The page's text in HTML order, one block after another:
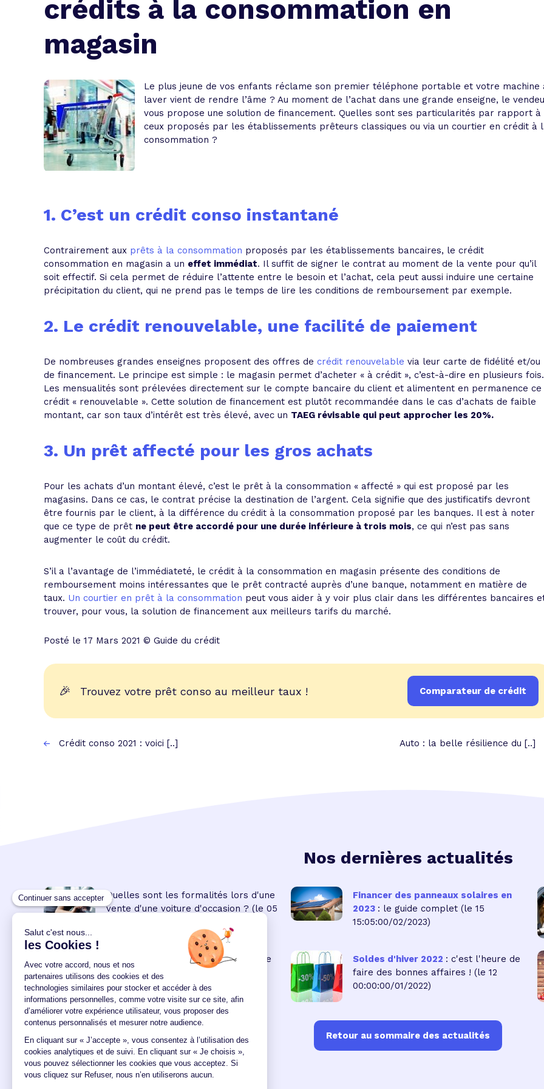
L'acte de vente et le remboursement
Toutes les simulations
immobilier
Profitez de notre expertise au meilleur taux !
Toutes les simulations
Trouvez votre prêt conso au meilleur taux !
Bénéficiez de notre expertise en regroupement de crédits
crédits à la consommation en
magasin
Le plus jeune de vos enfants réclame son premier téléphone portable et votre machine
laver vient de rendre l’âme ? Au moment de l’achat dans une grande enseigne, le
vous propose une solution de financement. Quelles sont ses particularités par rapport à
ceux proposés par les établissements prêteurs classiques ou via un courtier en crédit à
consommation ?
1. C’est un crédit conso instantané
Contrairement aux prêts à la consommation proposés par les établissements bancaires, le crédit
consommation en magasin a un effet immédiat. Il suffit de signer le contrat au moment de la vente pour qu’il
soit effectif. Si cela permet de réduire l’attente entre le besoin et l’achat, cela peut aussi induire une certaine
précipitation du client, qui ne prend pas le temps de lire les conditions de remboursement par exemple.
2. Le crédit renouvelable, une facilité de paiement
De nombreuses grandes enseignes proposent des offres de crédit renouvelable via leur carte de fidélité et/ou
de financement. Le principe est simple : le magasin permet d’acheter « à crédit », c’est-à-dire en plusieurs fois.
Les mensualités sont prélevées directement sur le compte bancaire du client et alimentent en permanence ce
crédit « renouvelable ». Cette solution de financement est plutôt recommandée dans le cas d’achats de faible
montant, car son taux d’intérêt est très élevé, avec un TAEG révisable qui peut approcher les 20%.
3. Un prêt affecté pour les gros achats
Pour les achats d’un montant élevé, c’est le prêt à la consommation « affecté » qui est proposé par les
magasins. Dans ce cas, le contrat précise la destination de l’argent. Cela signifie que des justificatifs devront
être fournis par le client, à la différence du crédit à la consommation proposé par les banques. Il est à noter
que ce type de prêt ne peut être accordé pour une durée inférieure à trois mois, ce qui n’est pas sans
augmenter le coût du crédit.
S’il a l’avantage de l’immédiateté, le crédit à la consommation en magasin présente des conditions de
remboursement moins intéressantes que le prêt contracté auprès d’une banque, notamment en matière de
taux. Un courtier en prêt à la consommation peut vous aider à y voir plus clair dans les différentes bancaires
trouver, pour vous, la solution de financement aux meilleurs tarifs du marché.
Posté le 17 Mars 2021 © Guide du crédit
🎉 Trouvez votre prêt conso au meilleur taux ! Comparateur de crédit
Crédit conso 2021 : voici [..] Auto : la belle résilience du [..]
Nos dernières actualités
Quelles sont les formalités lors d'une
vente d'une voiture d'occasion ? (le 05
Financer des panneaux solaires en
2023 : le guide complet (le 15
15:05:00/02/2023)
: les modalités de ce
crédit à la consommation
00:00:00/02/2022)
Soldes d'hiver 2022 : c'est l'heure de
faire des bonnes affaires ! (le 12
00:00:00/01/2022)
Retour au sommaire des actualités